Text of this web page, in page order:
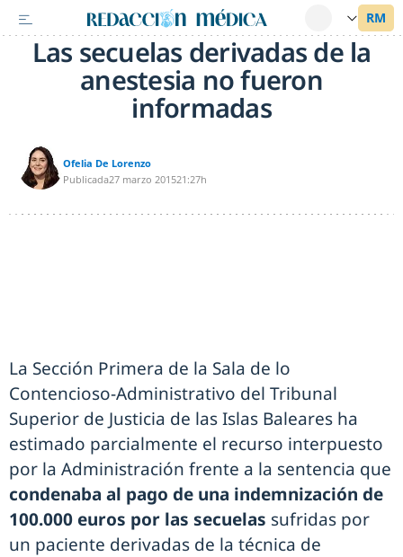
Las secuelas derivadas de la
anestesia no fueron
informadas
Ofelia De Lorenzo
Publicada27 marzo 201521:27h
La Sección Primera de la Sala de lo
Contencioso-Administrativo del Tribunal
Superior de Justicia de las Islas Baleares ha
estimado parcialmente el recurso interpuesto
por la Administración frente a la sentencia que
condenaba al pago de una indemnización de
100.000 euros por las secuelas sufridas por
un paciente derivadas de la técnica de